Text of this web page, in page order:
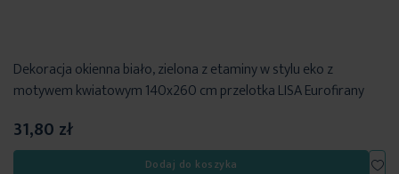
Dekoracja okienna biało, zielona z etaminy w stylu eko z
motywem kwiatowym 140x260 cm przelotka LISA Eurofirany
31,80 zł
Dodaj do koszyka